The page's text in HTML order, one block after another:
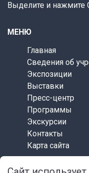
Выделите и нажмите
МЕНЮ
Главная
Сведения об
Экспозиции
Выставки
Пресс-центр
Программы
Экскурсии
Контакты
Карта сайта